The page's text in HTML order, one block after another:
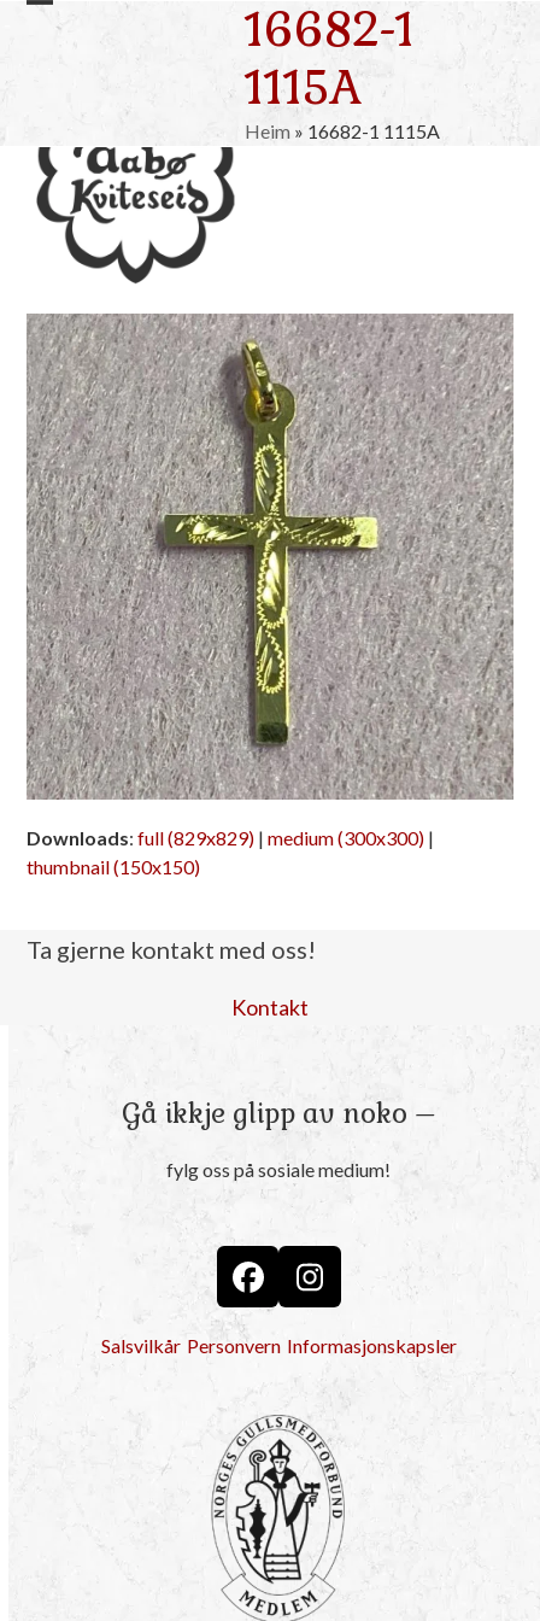
Skip
Open
menu
Close
menu
16682-1
1115A
Heim» 16682-1 1115A
Downloads:full (829x829) |medium (300x300) |
thumbnail (150x150)
Ta gjerne kontakt med oss!
Kontakt
Gå ikkje glipp av noko –
fylg oss på sosiale medium!
FacebookInstagram
Salsvilkår Personvern Informasjonskapsler